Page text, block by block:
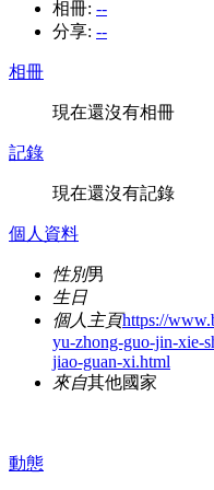
相冊: --
分享: --
相冊
現在還沒有相冊
記錄
現在還沒有記錄
個人資料
性別男
生日
個人主頁https://
yu-zhong-guo-jin-xie-
jiao-guan-xi.html
來自其他國家
動態